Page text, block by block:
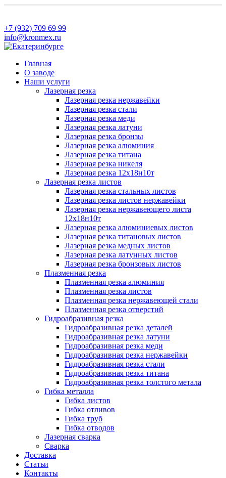
+7 (932) 709 69 99
info@kronmex.ru
Главная
О заводе
Наши услуги
Лазерная резка
Лазерная резка нержавейки
Лазерная резка стали
Лазерная резка меди
Лазерная резка латуни
Лазерная резка бронзы
Лазерная резка алюминия
Лазерная резка титана
Лазерная резка никеля
Лазерная резка 12х18н10т
Лазерная резка листов
Лазерная резка стальных листов
Лазерная резка листов нержавейки
Лазерная резка нержавеющего листа
12х18н10т
Лазерная резка алюминиевых листов
Лазерная резка титановых листов
Лазерная резка медных листов
Лазерная резка латунных листов
Лазерная резка бронзовых листов
Плазменная резка
Плазменная резка алюминия
Плазменная резка листов
Плазменная резка нержавеющей стали
Плазменная резка отверстий
Гидроабразивная резка
Гидроабразивная резка деталей
Гидроабразивная резка латуни
Гидроабразивная резка меди
Гидроабразивная резка нержавейки
Гидроабразивная резка стали
Гидроабразивная резка титана
Гидроабразивная резка толстого метала
Гибка металла
Гибка листов
Гибка отливов
Гибка труб
Гибка отводов
Лазерная сварка
Сварка
Доставка
Статьи
Контакты